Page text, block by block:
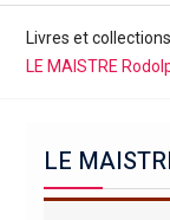
Livres et collections
LE MAISTRE
LE